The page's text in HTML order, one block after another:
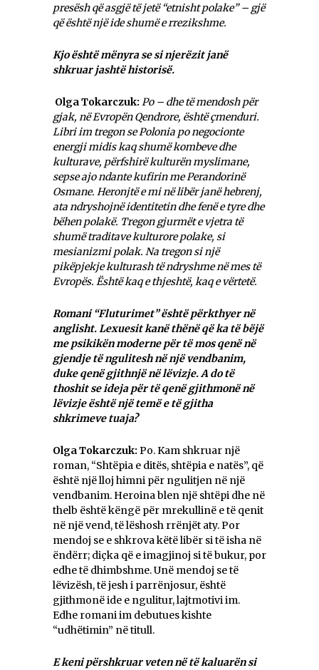
presësh që asgjë të jetë “etnisht polake” – gjë
që është një ide shumë e rrezikshme.
Kjo është mënyra se si njerëzit janë
shkruar jashtë historisë.
Olga Tokarczuk: Po – dhe të mendosh për
gjak, në Evropën Qendrore, është çmenduri.
Libri im tregon se Polonia po negocionte
energji midis kaq shumë kombeve dhe
kulturave, përfshirë kulturën myslimane,
sepse ajo ndante kufirin me Perandorinë
Osmane. Heronjtë e mi në libër janë hebrenj,
ata ndryshojnë identitetin dhe fenë e tyre dhe
bëhen polakë. Tregon gjurmët e vjetra të
shumë traditave kulturore polake, si
mesianizmi polak. Na tregon si një
pikëpjekje kulturash të ndryshme në mes të
Evropës. Është kaq e thjeshtë, kaq e vërtetë.
Romani “Fluturimet” është përkthyer në
anglisht. Lexuesit kanë thënë që ka të bëjë
me psikikën moderne për të mos qenë në
gjendje të ngulitesh në një vendbanim,
duke qenë gjithnjë në lëvizje. A do të
thoshit se ideja për të qenë gjithmonë në
lëvizje është një temë e të gjitha
shkrimeve tuaja?
Olga Tokarczuk: Po. Kam shkruar një
roman, “Shtëpia e ditës, shtëpia e natës”, që
është një lloj himni për ngulitjen në një
vendbanim. Heroina blen një shtëpi dhe në
thelb është këngë për mrekullinë e të qenit
në një vend, të lëshosh rrënjët aty. Por
mendoj se e shkrova këtë libër si të isha në
ëndërr; diçka që e imagjinoj si të bukur, por
edhe të dhimbshme. Unë mendoj se të
lëvizësh, të jesh i parrënjosur, është
gjithmonë ide e ngulitur, lajtmotivi im.
Edhe romani im debutues kishte
“udhëtimin” në titull.
E keni përshkruar veten në të kaluarën si